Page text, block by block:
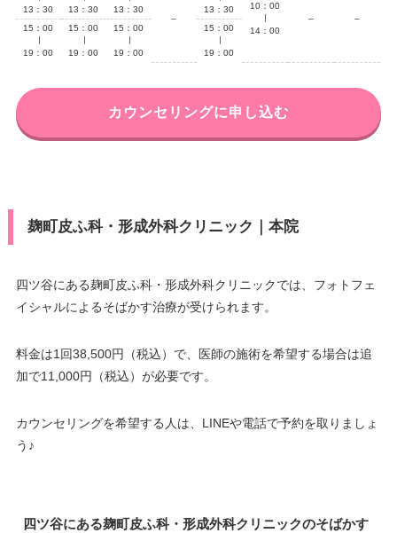
13：30
13：30
13：30
–
13：30
10：00
14：00
–
–
15：00
19：00
15：00
19：00
15：00
19：00
15：00
19：00
カウンセリングに申し込む
麹町皮ふ科・形成外科クリニック｜本院
四ツ谷にある麹町皮ふ科・形成外科クリニックでは、フォトフェ
イシャルによるそばかす治療が受けられます。
料金は1回38,500円（税込）で、医師の施術を希望する場合は追
加で11,000円（税込）が必要です。
カウンセリングを希望する人は、LINEや電話で予約を取りましょ
う♪
四ツ谷にある麹町皮ふ科・形成外科クリニックのそばかす